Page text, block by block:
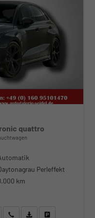
quattro
Perleffekt
km
WhatsApp anfragen
Wir rufen Sie anFahrzeugexposé (PDF)